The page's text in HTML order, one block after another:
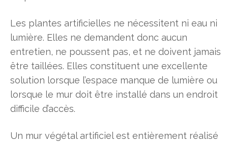
Les plantes artificielles ne nécessitent ni eau ni
lumière. Elles ne demandent donc aucun
entretien, ne poussent pas, et ne doivent jamais
être taillées. Elles constituent une excellente
solution lorsque l’espace manque de lumière ou
lorsque le mur doit être installé dans un endroit
difficile d’accès.
Un mur végétal artificiel est entièrement réalisé